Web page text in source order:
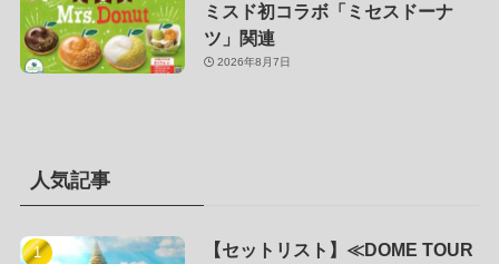
ミスド初コラボ「ミセスドーナ
ツ」関連
2026年8月7日
人気記事
【セットリスト】≪DOME TOUR